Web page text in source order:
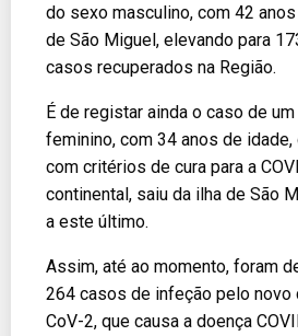
do sexo masculino, com 42
de São Miguel, elevando para
casos recuperados na Região.
É de registar ainda o caso de
feminino, com 34 anos de idade,
com critérios de cura para a
continental, saiu da ilha de São
a este último.
Assim, até ao momento, foram
264 casos de infeção pelo novo
CoV-2, que causa a doença